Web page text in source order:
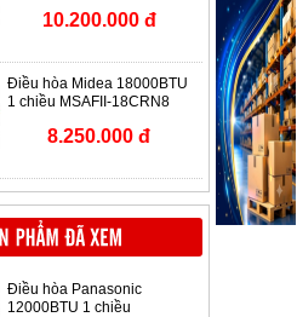
10.200.000 đ
Điều hòa Midea 18000BTU
1 chiều MSAFII-18CRN8
8.250.000 đ
Điều hòa Panasonic
12000BTU 1 chiều